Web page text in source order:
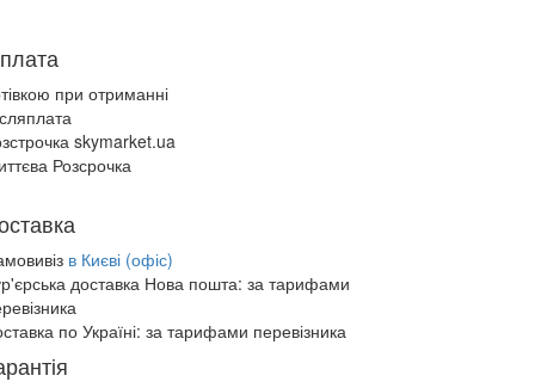
при отриманні
skymarket.ua
Розсрочка
в Києві (офіс)
доставка Нова пошта: за тарифами
по Україні: за тарифами перевізника